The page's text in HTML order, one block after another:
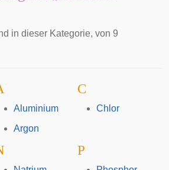
in dieser Kategorie, von 9
Aluminium
Argon
C
Chlor
P